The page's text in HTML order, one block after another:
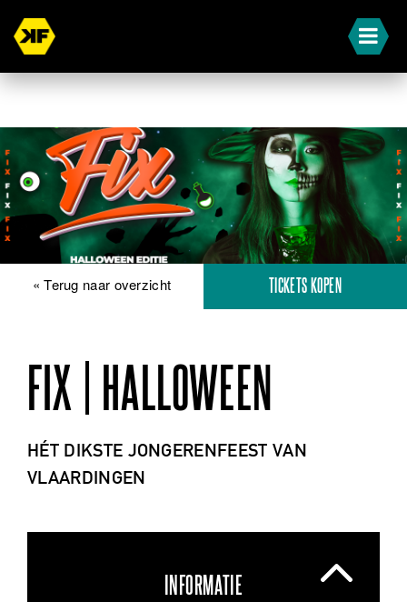
« Terug naar overzicht TICKETS KOPEN
FIX | HALLOWEEN
HÉT DIKSTE JONGERENFEEST VAN
VLAARDINGEN
INFORMATIE